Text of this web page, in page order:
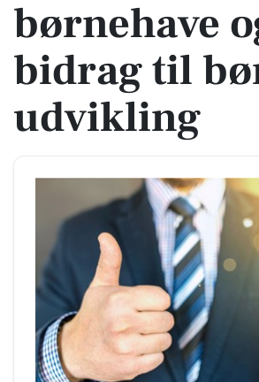
børnehave
bidrag til
udvikling